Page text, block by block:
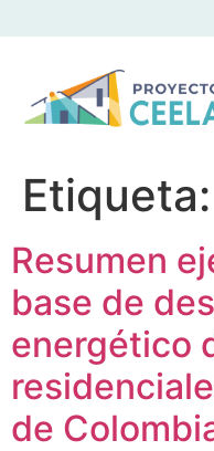
Etiqueta:
Resumen
base de
energético
de